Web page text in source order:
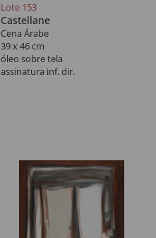
Lote 153
Castellane
Cena Árabe
39 x 46 cm
óleo sobre tela
assinatura inf. dir.